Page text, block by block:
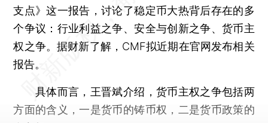
支点》这一报告，讨论了稳定币大热背后存在的多
个争议：行业利益之争、安全与创新之争、货币主
权之争。据财新了解，CMF拟近期在官网发布相关
报告。
具体而言，王晋斌介绍，货币主权之争包括两
方面的含义，一是货币的铸币权，二是货币政策的